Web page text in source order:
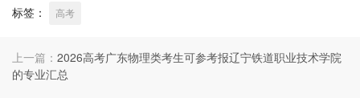
标签： 高考
上一篇： 2026高考广东物理类考生可参考报辽宁铁道职业技术学院
的专业汇总